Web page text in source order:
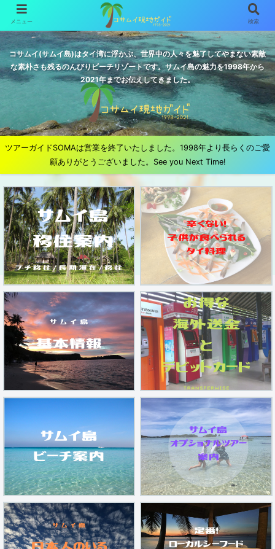
コサムイ(サムイ島)はタイ湾に浮かぶ、世界中の人々を魅了してやまない素敵
な素朴さも残るのんびりビーチリゾートです。サムイ島の魅力を1998年から
2021年までお伝えしてきました。
ツアーガイドSOMAは営業を終了いたしました。1998年より長らくのご愛
顧ありがとうございました。See you Next Time!
メニュー 検索